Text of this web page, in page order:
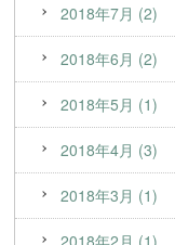
2018年7月 (2)
2018年6月 (2)
2018年5月 (1)
2018年4月 (3)
2018年3月 (1)
2018年2月 (1)